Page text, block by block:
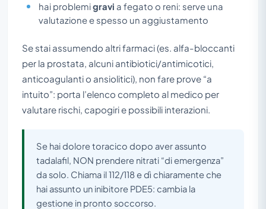
hai problemigravi a fegato o reni: serve una
valutazione e spesso un aggiustamento
Se stai assumendo altri farmaci (es. alfa-bloccanti
per la prostata, alcuni antibiotici/antimicotici,
anticoagulanti o ansiolitici), non fare prove “a
intuito”: porta l’elenco completo al medico per
valutare rischi, capogiri e possibili interazioni.
Se hai dolore toracico dopo aver assunto
tadalafil, NON prendere nitrati “di emergenza”
da solo. Chiama il 112/118 e dì chiaramente che
hai assunto un inibitore PDE5: cambia la
gestione in pronto soccorso.